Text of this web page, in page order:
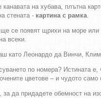
на хубава, плътна
стената - картина с рамка.
ще се появят щрихи на море или
всеки.
като Леонардо да Винчи,
по номера?
цветове – и чудото само
да придадете обемност на